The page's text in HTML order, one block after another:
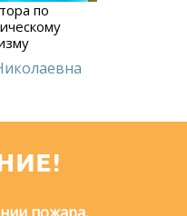
по